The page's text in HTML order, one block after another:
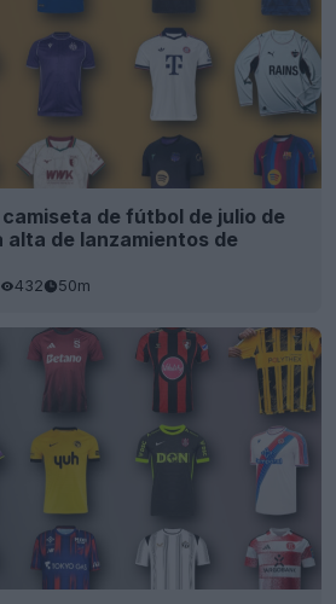
de fútbol de julio de
alta de lanzamientos de
432 50m